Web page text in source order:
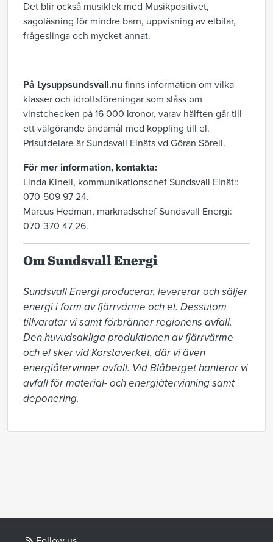
Det blir också musiklek med Musikpositivet,
sagoläsning för mindre barn, uppvisning av elbilar,
frågeslinga och mycket annat.
På Lysuppsundsvall.nu finns information om vilka
klasser och idrottsföreningar som slåss om
vinstchecken på 16 000 kronor, varav hälften går till
ett välgörande ändamål med koppling till el.
Prisutdelare är Sundsvall Elnäts vd Göran Sörell.
För mer information, kontakta:
Linda Kinell, kommunikationschef Sundsvall Elnät::
070-509 97 24.
Marcus Hedman, marknadschef Sundsvall Energi:
070-370 47 26.
Om Sundsvall Energi
Sundsvall Energi producerar, levererar och säljer
energi i form av fjärrvärme och el. Dessutom
tillvaratar vi samt förbränner regionens avfall.
Den huvudsakliga produktionen av fjärrvärme
och el sker vid Korstaverket, där vi även
energiåtervinner avfall. Vid Blåberget hanterar vi
avfall för material- och energiåtervinning samt
deponering.